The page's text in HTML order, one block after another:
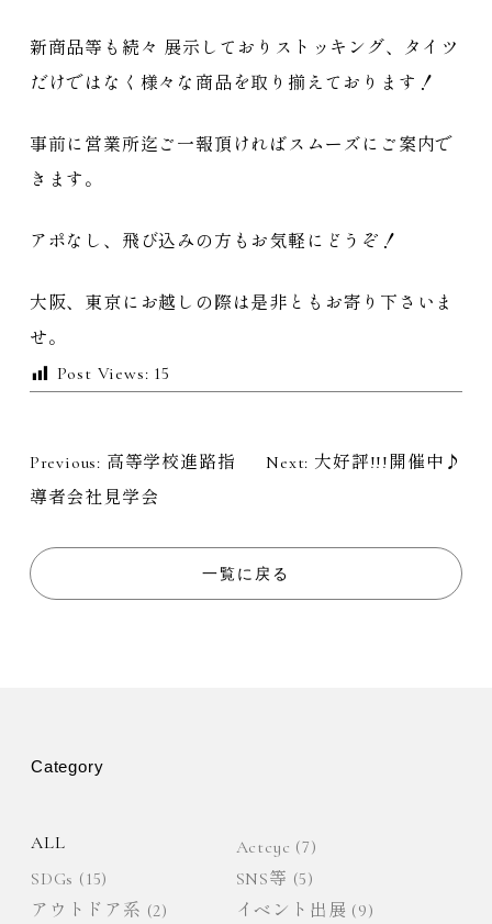
新商品等も続々 展示しておりストッキング、タイツ
だけではなく様々な商品を取り揃えております！
事前に営業所迄ご一報頂ければスムーズにご案内で
きます。
アポなし、飛び込みの方もお気軽にどうぞ！
大阪、東京にお越しの際は是非ともお寄り下さいま
せ。
Post Views: 15
投
ナ
ョ
ン
Previous: 高等学校進路指
導者会社見学会
Next: 大好評!!!開催中♪
一覧に戻る
Category
ALL Actcyc (7)
SDGs (15) SNS等 (5)
アウトドア系 (2) イベント出展 (9)